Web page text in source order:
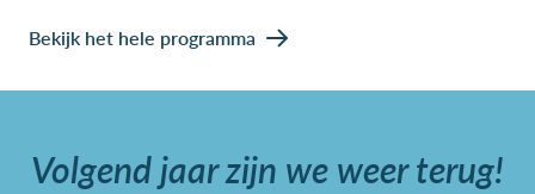
Bekijk het hele programma
Volgend jaar zijn we weer terug!